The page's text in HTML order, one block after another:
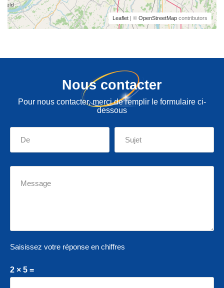
Leaflet | © OpenStreetMap contributors
Nous contacter
Pour nous contacter, merci de remplir le formulaire ci-
dessous
Saisissez votre réponse en chiffres
2 × 5 =